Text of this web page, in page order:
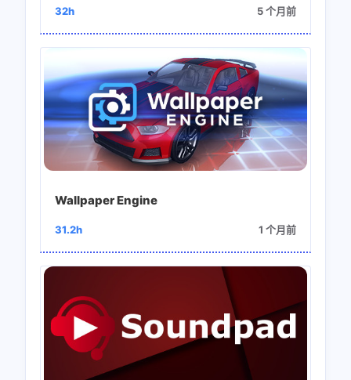
32h 5 个月前
Wallpaper Engine
31.2h 1 个月前